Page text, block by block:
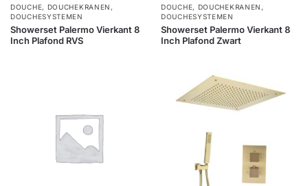
DOUCHE, DOUCHEKRANEN ,
DOUCHESYSTEMEN
Showerset Palermo Vierkant 8
Inch Plafond RVS
DOUCHE, DOUCHEKRANEN ,
DOUCHESYSTEMEN
Showerset Palermo Vierkant 8
Inch Plafond Zwart